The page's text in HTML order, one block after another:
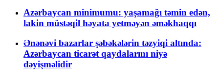
Azərbaycan minimumu: yaşamağı təmin edən,
lakin müstəqil həyata yetməyən əməkhaqqı
Ənənəvi bazarlar şəbəkələrin təzyiqi altında:
Azərbaycan ticarət qaydalarını niyə
dəyişməlidir